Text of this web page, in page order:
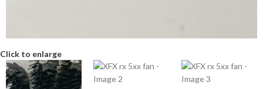
Click to enlarge